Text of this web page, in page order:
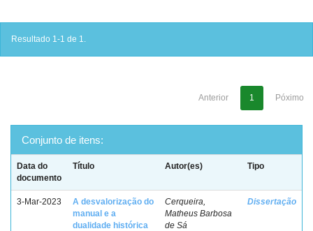
Resultado 1-1 de 1.
Anterior 1 Póximo
Conjunto de itens:
Data do
documento
Título Autor(es) Tipo
3-Mar-2023
A desvalorização do
manual e a
dualidade histórica
Cerqueira,
Matheus Barbosa
de Sá
Dissertação